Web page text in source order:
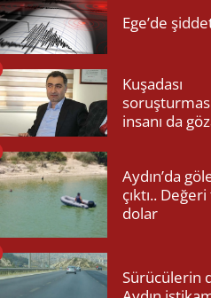
Ege’de
Kuşadası
insanı da
Aydın’da
çıktı..
dolar
Sürücülerin